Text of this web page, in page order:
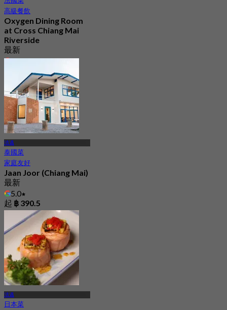
高級餐飲
Oxygen Dining Room
at Cross Chiang Mai
Riverside
最新
4.4
฿ 1,030
清邁
泰國菜
家庭友好
Jaan Joor (Chiang Mai)
最新
5.0
起 ฿ 390.5
清邁
日本菜